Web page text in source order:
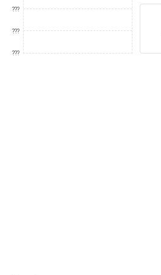
???
???
???